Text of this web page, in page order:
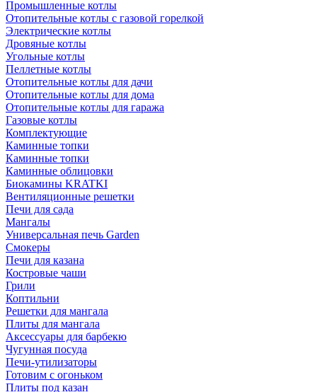
Промышленные котлы
Отопительные котлы с газовой горелкой
Электрические котлы
Дровяные котлы
Угольные котлы
Пеллетные котлы
Отопительные котлы для дачи
Отопительные котлы для дома
Отопительные котлы для гаража
Газовые котлы
Комплектующие
Каминные топки
Каминные топки
Каминные облицовки
Биокамины KRATKI
Вентиляционные решетки
Печи для сада
Мангалы
Универсальная печь Garden
Смокеры
Печи для казана
Костровые чаши
Грили
Коптильни
Решетки для мангала
Плиты для мангала
Аксессуары для барбекю
Чугунная посуда
Печи-утилизаторы
Готовим с огоньком
Плиты под казан